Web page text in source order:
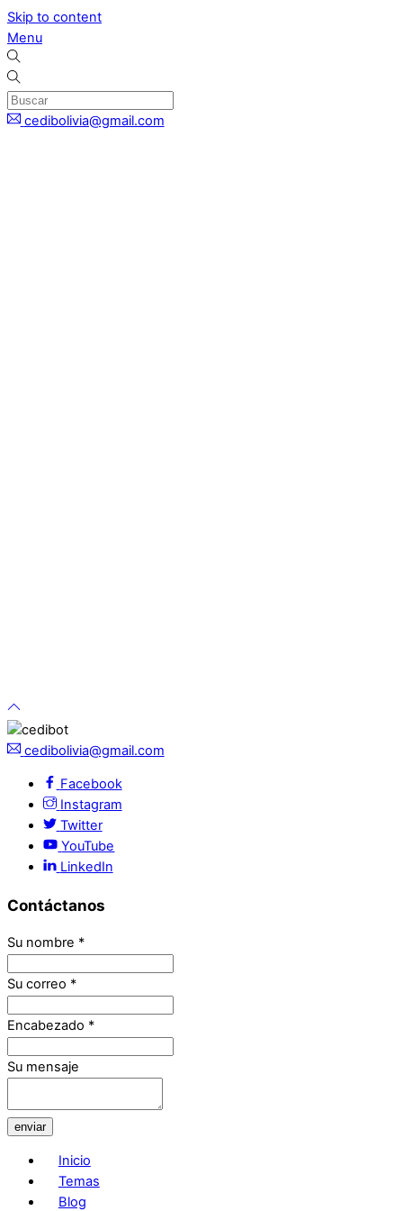
Skip to content
Menu
cedibolivia@gmail.com
cedibolivia@gmail.com
Facebook
Instagram
Twitter
YouTube
LinkedIn
Contáctanos
Su nombre *
Su correo *
Encabezado *
Su mensaje
enviar
Inicio
Temas
Blog